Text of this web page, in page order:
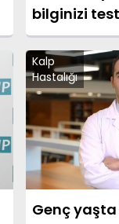
bilginizi
Kalp
Hastalığı
Genç